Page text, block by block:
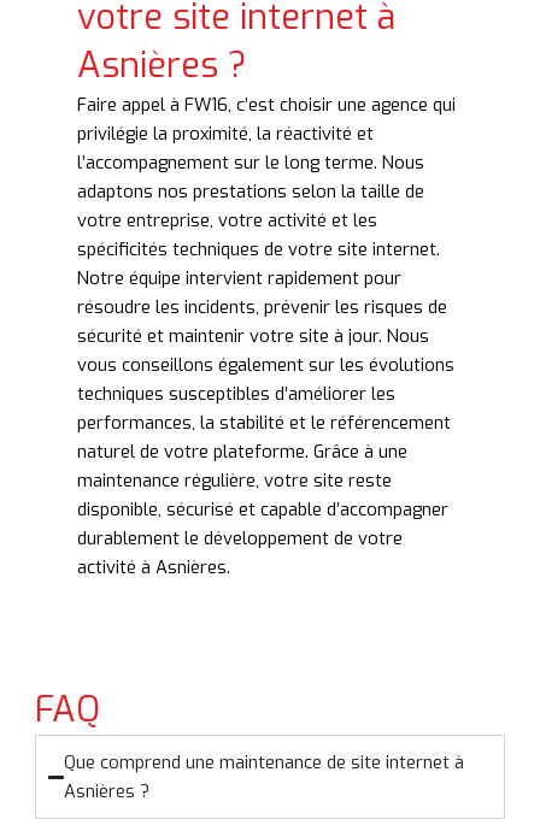
votre site internet à
Asnières ?
Faire appel à FW16, c’est choisir une agence qui
privilégie la proximité, la réactivité et
l’accompagnement sur le long terme. Nous
adaptons nos prestations selon la taille de
votre entreprise, votre activité et les
spécificités techniques de votre site internet.
Notre équipe intervient rapidement pour
résoudre les incidents, prévenir les risques de
sécurité et maintenir votre site à jour. Nous
vous conseillons également sur les évolutions
techniques susceptibles d’améliorer les
performances, la stabilité et le référencement
naturel de votre plateforme. Grâce à une
maintenance régulière, votre site reste
disponible, sécurisé et capable d’accompagner
durablement le développement de votre
activité à Asnières.
FAQ
Que comprend une maintenance de site internet à
Asnières ?